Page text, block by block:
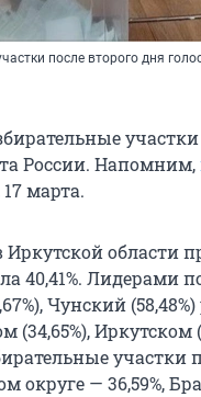
после второго дня
России. Напомним,
марта.
области
40,41%. Лидерами
Чунский
Иркутском
участки
округе — 36,59%,